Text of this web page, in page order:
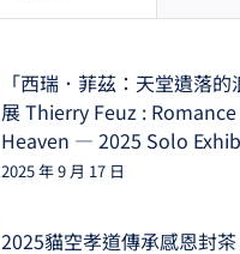
「西瑞．菲茲：天堂遺落
展 Thierry Feuz :
Heaven — 2025 Solo
2025 年 9 月 17 日
2025貓空孝道傳承感恩封